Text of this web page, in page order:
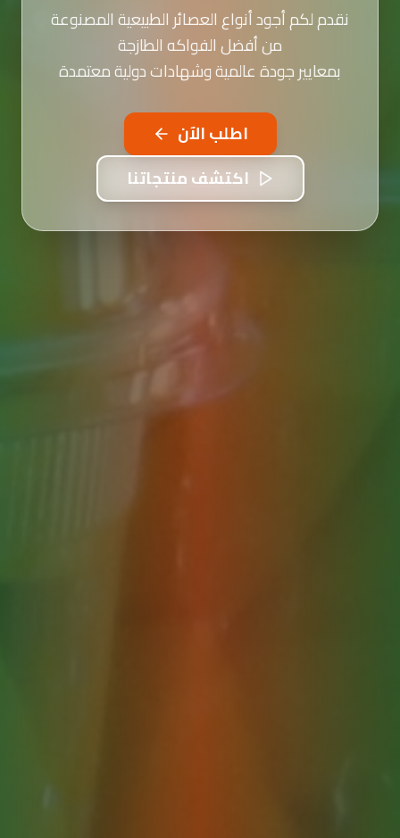
نقدم لكم أجود أنواع العصائر الطبيعية المصنوعة
من أفضل الفواكه الطازجة
بمعايير جودة عالمية وشهادات دولية معتمدة
اطلب الآن
اكتشف منتجاتنا